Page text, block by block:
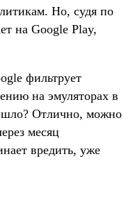
Но, судя по
на Google Play,
фильтрует
на эмуляторах в
Отлично, можно
месяц
вредить, уже